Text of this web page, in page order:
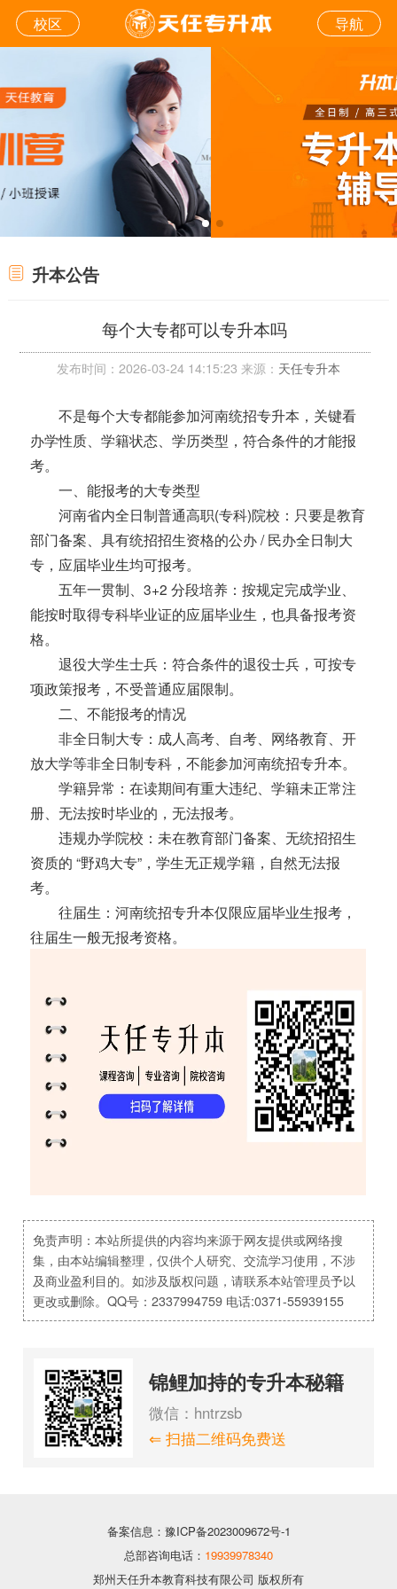
校区 导航
升本公告
每个大专都可以专升本吗
发布时间：2026-03-24 14:15:23 来源： 天任专升本
不是每个大专都能参加河南统招专升本，关键看
办学性质、学籍状态、学历类型，符合条件的才能报
考。
一、能报考的大专类型
河南省内全日制普通高职(专科)院校：只要是教育
部门备案、具有统招招生资格的公办 / 民办全日制大
专，应届毕业生均可报考。
五年一贯制、3+2 分段培养：按规定完成学业、
能按时取得专科毕业证的应届毕业生，也具备报考资
格。
退役大学生士兵：符合条件的退役士兵，可按专
项政策报考，不受普通应届限制。
二、不能报考的情况
非全日制大专：成人高考、自考、网络教育、开
放大学等非全日制专科，不能参加河南统招专升本。
学籍异常：在读期间有重大违纪、学籍未正常注
册、无法按时毕业的，无法报考。
违规办学院校：未在教育部门备案、无统招招生
资质的 “野鸡大专”，学生无正规学籍，自然无法报
考。
往届生：河南统招专升本仅限应届毕业生报考，
往届生一般无报考资格。
免责声明：本站所提供的内容均来源于网友提供或网络搜
集，由本站编辑整理，仅供个人研究、交流学习使用，不涉
及商业盈利目的。如涉及版权问题，请联系本站管理员予以
更改或删除。QQ号：2337994759 电话:0371-55939155
锦鲤加持的专升本秘籍
微信：hntrzsb
⇐ 扫描二维码免费送
备案信息：豫ICP备2023009672号-1
总部咨询电话： 19939978340
郑州天任升本教育科技有限公司 版权所有